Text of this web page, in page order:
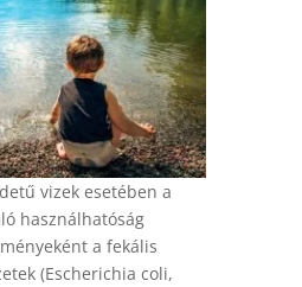
vizek esetében a
használhatóság
a fekális
(Escherichia coli,